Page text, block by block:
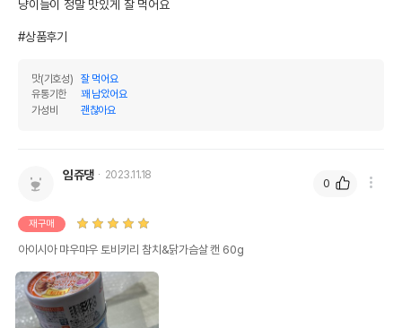
냥이들이 정말 맛있게 잘 먹어요
#상품후기
맛(기호성)
잘 먹어요
유통기한
꽤 남았어요
가성비
괜찮아요
임쥬댕 2023.11.18
재구매
아이시아 먀우먀우 토비키리 참치&닭가슴살 캔 60g
0